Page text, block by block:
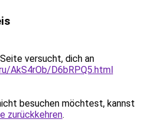
versucht, dich an
AkS4rOb/D6bRPQ5.html
besuchen möchtest, kannst
zurückkehren.